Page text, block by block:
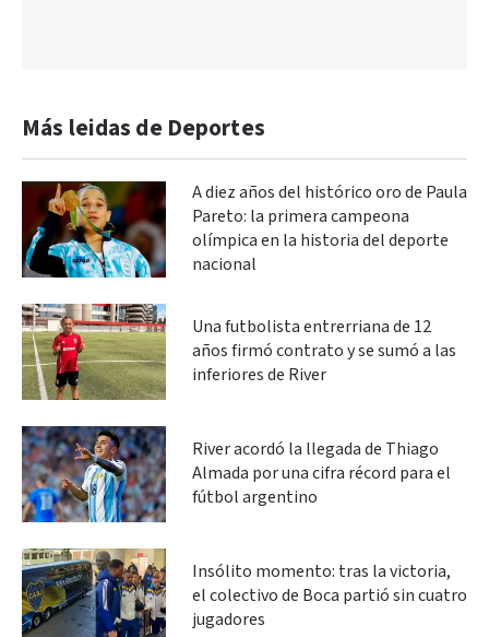
Más leidas de Deportes
A diez años del histórico oro de Paula
Pareto: la primera campeona
olímpica en la historia del deporte
nacional
Una futbolista entrerriana de 12
años firmó contrato y se sumó a las
inferiores de River
River acordó la llegada de Thiago
Almada por una cifra récord para el
fútbol argentino
Insólito momento: tras la victoria,
el colectivo de Boca partió sin cuatro
jugadores